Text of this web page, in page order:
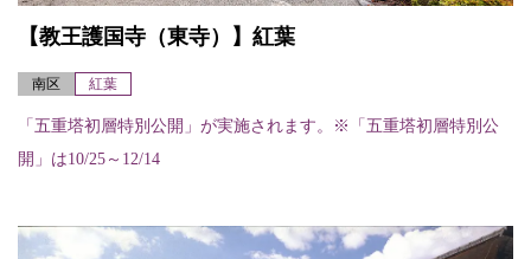
【教王護国寺（東寺）】紅葉
南区 紅葉
「五重塔初層特別公開」が実施されます。※「五重塔初層特別公
開」は10/25～12/14